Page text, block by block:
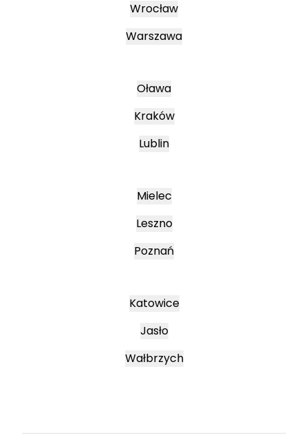
Wrocław
Warszawa
Oława
Kraków
Lublin
Mielec
Leszno
Poznań
Katowice
Jasło
Wałbrzych